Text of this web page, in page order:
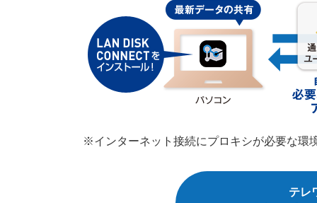
※インターネット接続にプロキシが必要な環
テレ